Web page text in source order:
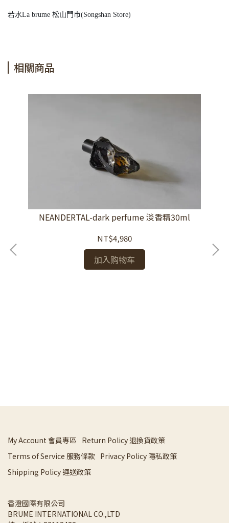
若水La brume 松山門市(Songshan Store)
相關商品
NEANDERTAL-dark perfume 淡香精30ml
NT$4,980
加入购物车
My Account 會員專區 Return Policy 退換貨政策
Terms of Service 服務條款 Privacy Policy 隱私政策
Shipping Policy 運送政策
香澄國際有限公司
BRUME INTERNATIONAL CO.,LTD